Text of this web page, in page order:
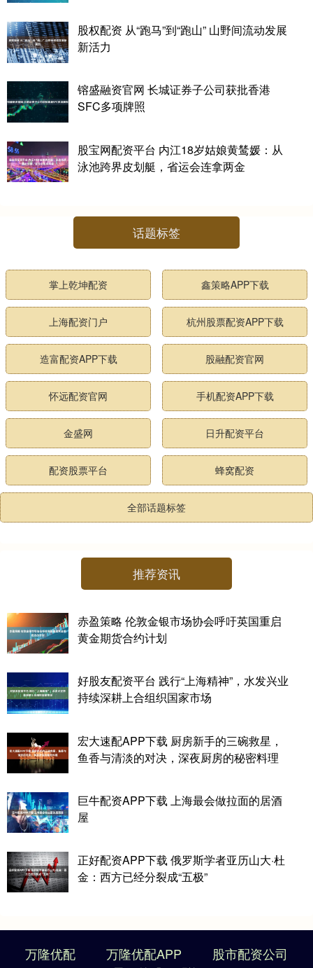
股权配资 从“跑马”到“跑山” 山野间流动发展
新活力
镕盛融资官网 长城证券子公司获批香港
SFC多项牌照
股宝网配资平台 内江18岁姑娘黄鸶媛：从
泳池跨界皮划艇，省运会连拿两金
话题标签
掌上乾坤配资 鑫策略APP下载
上海配资门户 杭州股票配资APP下载
造富配资APP下载 股融配资官网
怀远配资官网 手机配资APP下载
金盛网 日升配资平台
配资股票平台 蜂窝配资
全部话题标签
推荐资讯
赤盈策略 伦敦金银市场协会呼吁英国重启
黄金期货合约计划
好股友配资平台 践行“上海精神”，水发兴业
持续深耕上合组织国家市场
宏大速配APP下载 厨房新手的三碗救星，
鱼香与清淡的对决，深夜厨房的秘密料理
巨牛配资APP下载 上海最会做拉面的居酒
屋
正好配资APP下载 俄罗斯学者亚历山大·杜
金：西方已经分裂成“五极”
万隆优配 万隆优配APP
股市配资公司